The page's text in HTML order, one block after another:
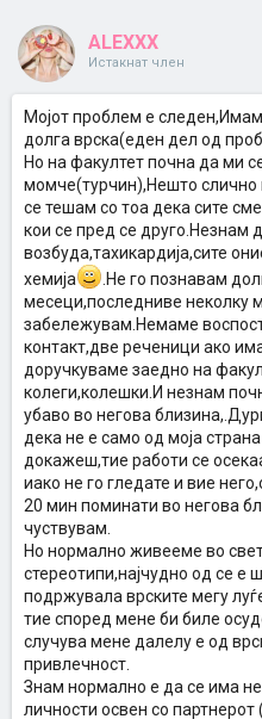
ALEXXX
Истакнат член
Мојот проблем е
долга врска(еден дел од
Но на факултет почна да ми
момче(турчин),Нешто слично
се тешам со тоа дека сите
кои се пред се друго.Незнам
возбуда,тахикардија,сите
хемија
.Не го познавам
месеци,последниве неколку
забележувам.Немаме
контакт,две реченици ако
доручкуваме заедно на
колеги,колешки.И незнам
убаво во негова
дека не е само од моја
докажеш,тие работи се
иако не го гледате и вие
20 мин поминати во негова
чуствувам.
Но нормално живееме во
стереотипи,најчудно од се е
подржувала врските мегу
тие според мене би биле
случува мене далелу е од
привлечност.
Знам нормално е да се има
личности освен со